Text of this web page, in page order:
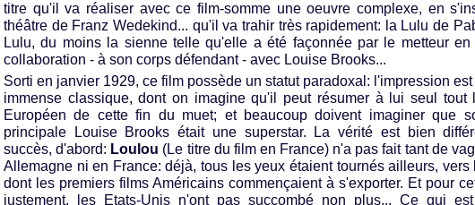
titre qu'il va réaliser avec ce film-somme une oeuvre complexe, en
théâtre de Franz Wedekind... qu'il va trahir très rapidement: la Lulu de
Lulu, du moins la sienne telle qu'elle a été façonnée par le metteur en
collaboration - à son corps défendant - avec Louise Brooks...
Sorti en janvier 1929, ce film possède un statut paradoxal: l'impression
immense classique, dont on imagine qu'il peut résumer à lui seul tout
Européen de cette fin du muet; et beaucoup doivent imaginer que
principale Louise Brooks était une superstar. La vérité est bien
succès, d'abord: Loulou (Le titre du film en France) n'a pas fait tant de
Allemagne ni en France: déjà, tous les yeux étaient tournés ailleurs, vers
dont les premiers films Américains commençaient à s'exporter. Et pour
justement, les Etats-Unis n'ont pas succombé non plus... Ce qui